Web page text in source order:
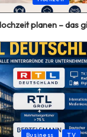
planen – das
Business TV